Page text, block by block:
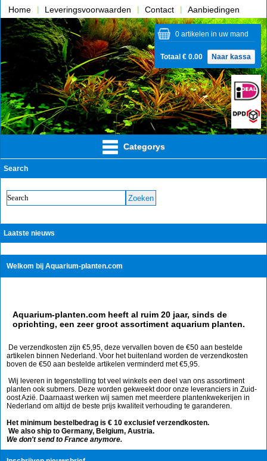
Home Leveringsvoorwaarden Contact
Aanbiedingen
Over ons
Categorys
Search
Laatste nieuws
0 artikelen in uw mand
Totaal € 0.00 Naar kassa
Welkom bij Aquarium-planten.com
Aquarium-planten.com heeft al ruim 20 jaar, sinds de
oprichting, een zeer groot assortiment aquarium planten.
De verzendkosten zijn €5,95, deze vervallen boven de €50 aan bestelde
artikelen binnen Nederland. Voor het buitenland worden de verzendkosten
boven de €50 aan bestelde artikelen verminderd met €5,95.
Wij leveren in tegenstelling tot veel winkels een deel van ons assortiment
planten ook submers. Deze worden gekweekt door onze leveranciers in Zuid-
oost Azië. Daarnaast werken wij samen met meerdere plantenkwekerijen in
Nederland om altijd de beste prijs kwaliteit verhouding te garanderen.
Het minimum bestelbedrag is € 10 exclusief verzendkosten.
We also ship to Germany, Belgium, Austria.
We don't send to France anymore.